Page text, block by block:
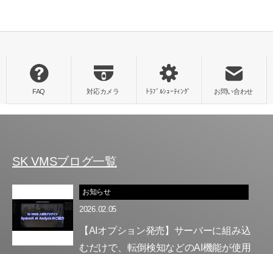
SK VMSブログ一覧
お知らせ
2026.02.05
【AIオプション発売】サーバーに組み込
むだけで、転倒検知などのAI機能が使用